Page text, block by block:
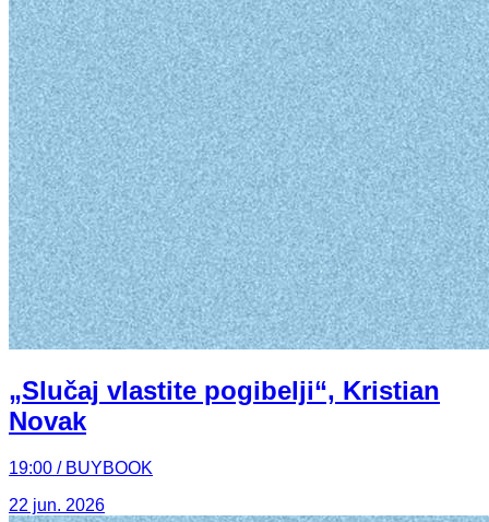
„Slučaj vlastite pogibelji“, Kristian
Novak
19:00 / BUYBOOK
22 jun. 2026